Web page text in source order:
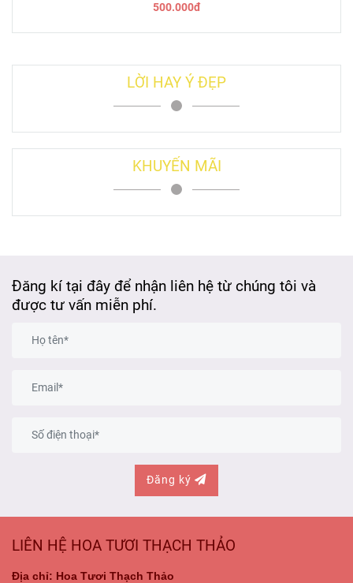
500.000đ
LỜI HAY Ý ĐẸP
KHUYẾN MÃI
Đăng kí tại đây để nhận liên hệ từ chúng tôi và
được tư vấn miễn phí.
Đăng ký
LIÊN HỆ HOA TƯƠI THẠCH THẢO
Địa chỉ: Hoa Tươi Thạch Thảo